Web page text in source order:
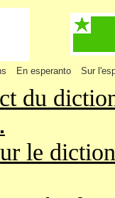
En esperanto Sur
du
.
le